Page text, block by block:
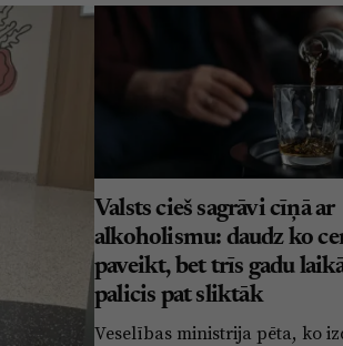
Valsts cieš sagrāvi cīņā ar
alkoholismu: daudz ko
paveikt, bet trīs gadu
palicis pat sliktāk
Veselības ministrija pēta, ko